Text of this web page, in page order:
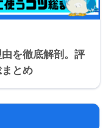
を徹底解剖。評
とめ